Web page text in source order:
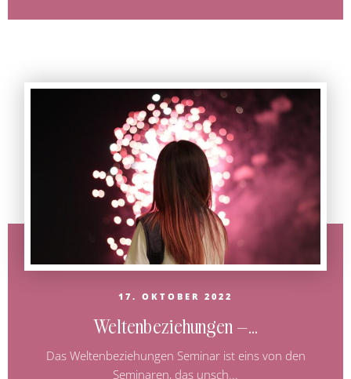
17. OKTOBER 2022
Weltenbeziehungen –...
Das Weltenbeziehungen Seminar ist eins von den
Seminaren, das unsch...